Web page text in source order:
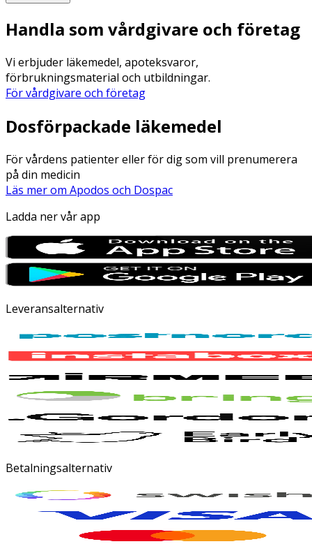
Handla som vårdgivare och företag
Vi erbjuder läkemedel, apoteksvaror,
förbrukningsmaterial och utbildningar.
För vårdgivare och företag
Dosförpackade läkemedel
För vårdens patienter eller för dig som vill prenumerera
på din medicin
Läs mer om Apodos och Dospac
Ladda ner vår app
Leveransalternativ
Betalningsalternativ